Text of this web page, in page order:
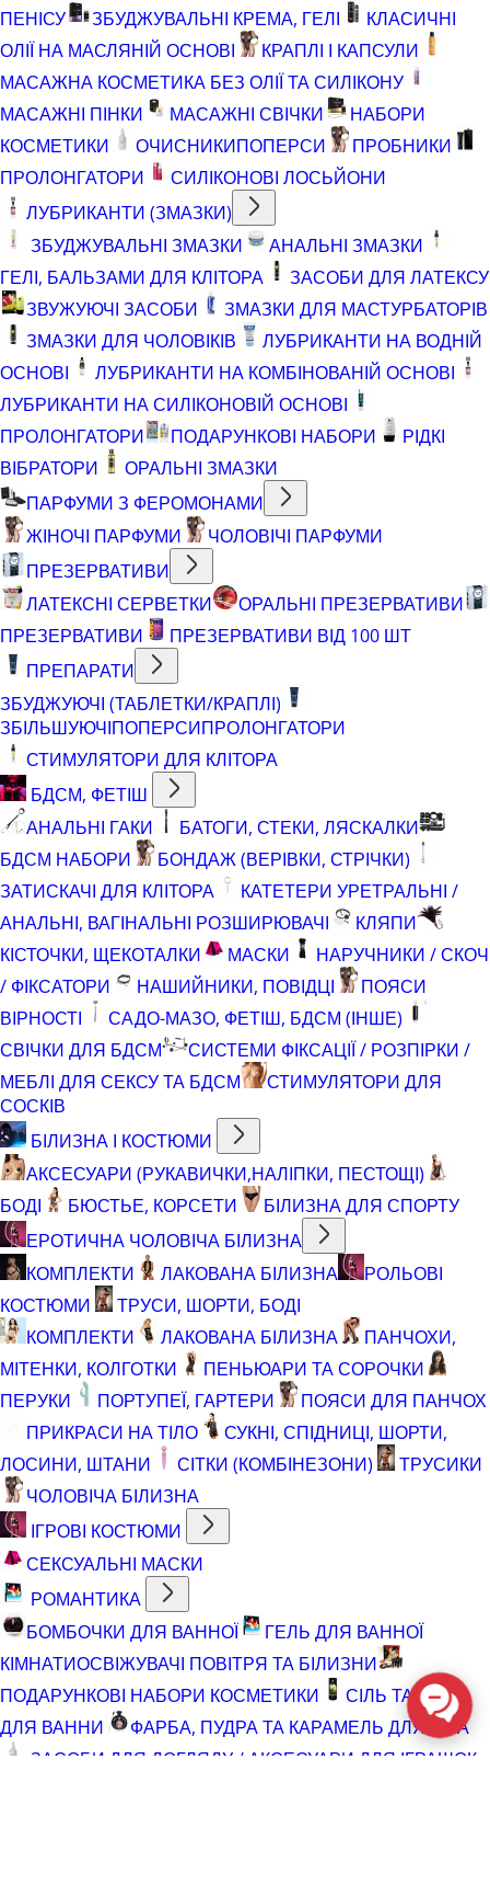
ПЕНІСУ
ЗБУДЖУВАЛЬНІ КРЕМА, ГЕЛІ
КЛАСИЧНІ
ОЛІЇ НА МАСЛЯНІЙ ОСНОВІ
КРАПЛІ І КАПСУЛИ
МАСАЖНА КОСМЕТИКА БЕЗ ОЛІЇ ТА СИЛІКОНУ
МАСАЖНІ ПІНКИ
МАСАЖНІ СВІЧКИ
НАБОРИ
КОСМЕТИКИ
ОЧИСНИКИПОПЕРСИ
ПРОБНИКИ
ПРОЛОНГАТОРИ
СИЛІКОНОВІ ЛОСЬЙОНИ
ЛУБРИКАНТИ (ЗМАЗКИ)
ЗБУДЖУВАЛЬНІ ЗМАЗКИ
АНАЛЬНІ ЗМАЗКИ
ГЕЛІ, БАЛЬЗАМИ ДЛЯ КЛІТОРА
ЗАСОБИ ДЛЯ ЛАТЕКСУ
ЗВУЖУЮЧІ ЗАСОБИ
ЗМАЗКИ ДЛЯ МАСТУРБАТОРІВ
ЗМАЗКИ ДЛЯ ЧОЛОВІКІВ
ЛУБРИКАНТИ НА ВОДНІЙ
ОСНОВІ
ЛУБРИКАНТИ НА КОМБІНОВАНІЙ ОСНОВІ
ЛУБРИКАНТИ НА СИЛІКОНОВІЙ ОСНОВІ
ПРОЛОНГАТОРИ
ПОДАРУНКОВІ НАБОРИ
РІДКІ
ВІБРАТОРИ
ОРАЛЬНІ ЗМАЗКИ
ПАРФУМИ З ФЕРОМОНАМИ
ЖІНОЧІ ПАРФУМИ
ЧОЛОВІЧІ ПАРФУМИ
ПРЕЗЕРВАТИВИ
ЛАТЕКСНІ СЕРВЕТКИ
ОРАЛЬНІ ПРЕЗЕРВАТИВИ
ПРЕЗЕРВАТИВИ
ПРЕЗЕРВАТИВИ ВІД 100 ШТ
ПРЕПАРАТИ
ЗБУДЖУЮЧІ (ТАБЛЕТКИ/КРАПЛІ)
ЗБІЛЬШУЮЧІПОПЕРСИПРОЛОНГАТОРИ
СТИМУЛЯТОРИ ДЛЯ КЛІТОРА
БДСМ, ФЕТІШ
АНАЛЬНІ ГАКИ
БАТОГИ, СТЕКИ, ЛЯСКАЛКИ
БДСМ НАБОРИ
БОНДАЖ (ВЕРІВКИ, СТРІЧКИ)
ЗАТИСКАЧІ ДЛЯ КЛІТОРА
КАТЕТЕРИ УРЕТРАЛЬНІ /
АНАЛЬНІ, ВАГІНАЛЬНІ РОЗШИРЮВАЧІ
КЛЯПИ
КІСТОЧКИ, ЩЕКОТАЛКИ
МАСКИ
НАРУЧНИКИ / СКОЧ
/ ФІКСАТОРИ
НАШИЙНИКИ, ПОВІДЦІ
ПОЯСИ
ВІРНОСТІ
САДО-МАЗО, ФЕТІШ, БДСМ (ІНШЕ)
СВІЧКИ ДЛЯ БДСМ
СИСТЕМИ ФІКСАЦІЇ / РОЗПІРКИ /
МЕБЛІ ДЛЯ СЕКСУ ТА БДСМ
СТИМУЛЯТОРИ ДЛЯ
СОСКІВ
БІЛИЗНА І КОСТЮМИ
АКСЕСУАРИ (РУКАВИЧКИ,НАЛІПКИ, ПЕСТОЩІ)
БОДІ
БЮСТЬЕ, КОРСЕТИ
БІЛИЗНА ДЛЯ СПОРТУ
ЕРОТИЧНА ЧОЛОВІЧА БІЛИЗНА
КОМПЛЕКТИ
ЛАКОВАНА БІЛИЗНА
РОЛЬОВІ
КОСТЮМИ
ТРУСИ, ШОРТИ, БОДІ
КОМПЛЕКТИ
ЛАКОВАНА БІЛИЗНА
ПАНЧОХИ,
МІТЕНКИ, КОЛГОТКИ
ПЕНЬЮАРИ ТА СОРОЧКИ
ПЕРУКИ
ПОРТУПЕЇ, ГАРТЕРИ
ПОЯСИ ДЛЯ ПАНЧОХ
ПРИКРАСИ НА ТІЛО
СУКНІ, СПІДНИЦІ, ШОРТИ,
ЛОСИНИ, ШТАНИ
СІТКИ (КОМБІНЕЗОНИ)
ТРУСИКИ
ЧОЛОВІЧА БІЛИЗНА
ІГРОВІ КОСТЮМИ
СЕКСУАЛЬНІ МАСКИ
РОМАНТИКА
БОМБОЧКИ ДЛЯ ВАННОЇ
ГЕЛЬ ДЛЯ ВАННОЇ
КІМНАТИОСВІЖУВАЧІ ПОВІТРЯ ТА БІЛИЗНИ
ПОДАРУНКОВІ НАБОРИ КОСМЕТИКИ
СІЛЬ ТА ПІНА
ДЛЯ ВАННИ
ФАРБА, ПУДРА ТА КАРАМЕЛЬ ДЛЯ ТІЛА
ЗАСОБИ ДЛЯ ДОГЛЯДУ / АКСЕСУАРИ ДЛЯ ІГРАШОК